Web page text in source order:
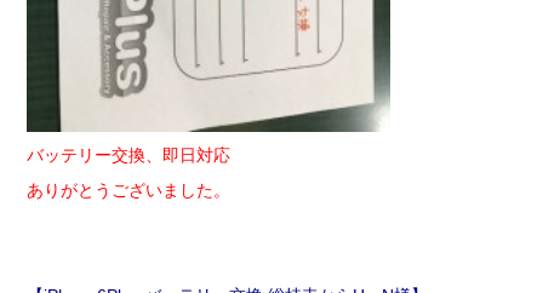
バッテリー交換、即日対応
ありがとうございました。